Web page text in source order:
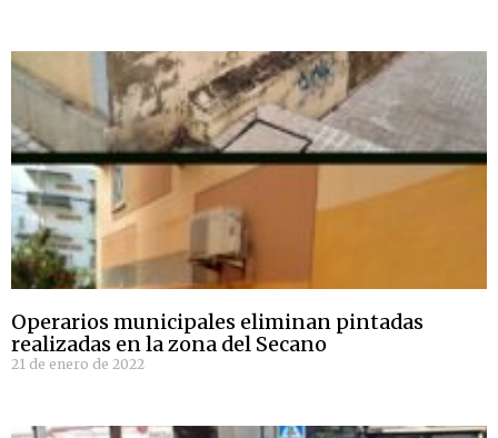
Operarios municipales eliminan pintadas
realizadas en la zona del Secano
21 de enero de 2022